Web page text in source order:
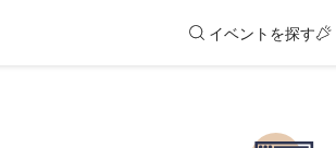
イベントを探す